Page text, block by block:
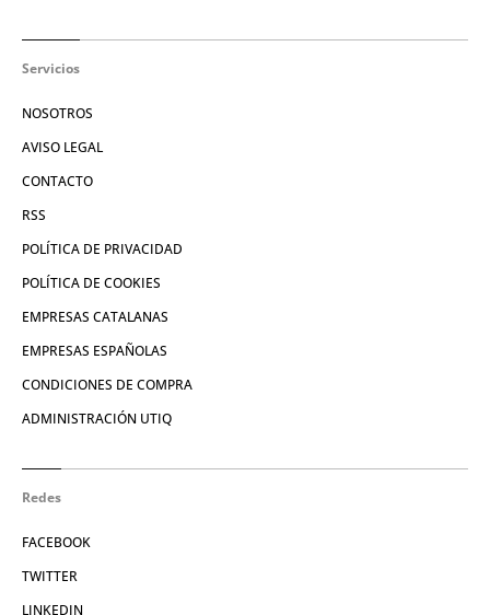
Servicios
NOSOTROS
AVISO LEGAL
CONTACTO
RSS
POLÍTICA DE PRIVACIDAD
POLÍTICA DE COOKIES
EMPRESAS CATALANAS
EMPRESAS ESPAÑOLAS
CONDICIONES DE COMPRA
ADMINISTRACIÓN UTIQ
Redes
FACEBOOK
TWITTER
LINKEDIN